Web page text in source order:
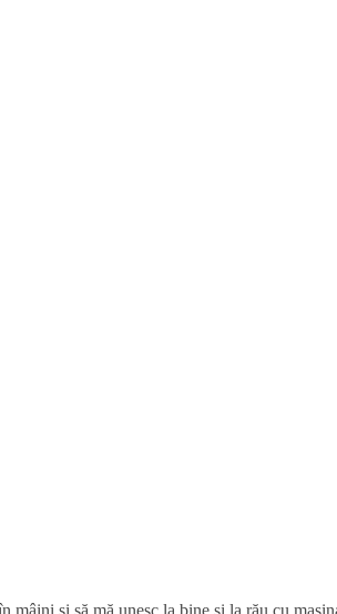
mâini și să mă unesc la bine și la rău cu